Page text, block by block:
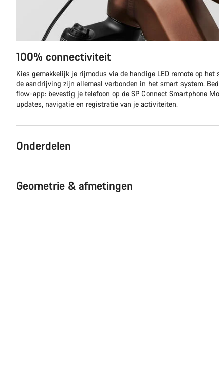
100% connectiviteit
Kies gemakkelijk je rijmodus via de handige LED remote op het
de aandrijving zijn allemaal verbonden in het smart system.
flow-app: bevestig je telefoon op de SP Connect Smartphone
updates, navigatie en registratie van je activiteiten.
Onderdelen
Geometrie & afmetingen